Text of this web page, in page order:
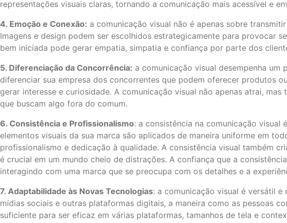
representações visuais claras, tornando a comunicação mais acessível e
4. Emoção e Conexão: a comunicação visual não é apenas sobre
Imagens e design podem ser escolhidos estrategicamente para provocar
bem iniciada pode gerar empatia, simpatia e confiança por parte dos
5. Diferenciação da Concorrência: a comunicação visual desempenha
diferenciar sua empresa dos concorrentes que podem oferecer produtos
gerar interesse e curiosidade. A comunicação visual não apenas atrai,
que buscam algo fora do comum.
6. Consistência e Profissionalismo: a consistência na comunicação visual
elementos visuais da sua marca são aplicados de maneira uniforme em
profissionalismo e dedicação à qualidade. A consistência visual também
é crucial em um mundo cheio de distrações. A confiança que a
interagindo com uma marca que se preocupa com os detalhes e a
7. Adaptabilidade às Novas Tecnologias: a comunicação visual é versátil
mídias sociais e outras plataformas digitais, a maneira como as pessoas
suficiente para ser eficaz em várias plataformas, tamanhos de tela e